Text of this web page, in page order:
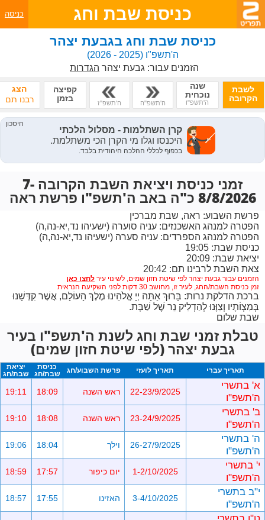
כניסת שבת וחג כניסה
כניסת שבת וחג בגבעת יצהר
ה'תשפ"ו(2025 - 2026)
הזמנים עבור: גבעת יצהר הגדרות
לשבת
הקרובה
שנה
נוכחית
ה'תשפ"ו ה'תשפ"ה ה'תשפ"ז
קפיצה
בזמן
הצג
רבנו תם
זמני כניסת ויציאת השבת הקרובה 7-
8/8/2026 כ"ה באב ה'תשפ"ו פרשת ראה
פרשת השבוע: ראה, שבת מברכין
הפטרה למנהג האשכנזים: עניה סוערה (ישעיהו נד,יא-נה,ה)
הפטרה למנהג הספרדים: עניה סערה (ישעיהו נד,יא-נה,ה)
כניסת שבת: 19:05
יציאת שבת: 20:09
צאת השבת לרבינו תם: 20:42
הזמנים עבור גבעת יצהר לפי שיטת חזון שמים, לשינוי עיר
זמן כניסת השבת/החג, לעיר זו, מחושב 30 דקות לפני השקיעה הנראית
ברכת הדלקת נרות: בָּרוּךְ אַתָּה יְיָ אֱלֹהֵינוּ מֶלֶךְ הָעוֹלָם, אֲשֶׁר קִדְּשָׁנוּ
בְּמִצְוֹתָיו וְצִוָּנוּ לְהַדְלִיק נֵר שֶׁל שַׁבָּת.
שבת שלום
טבלת זמני שבת וחג לשנת ה'תשפ"ו בעיר
גבעת יצהר (לפי שיטת חזון שמים)
תאריך עברי תאריך לועזי פרשת השבוע/חג
כניסת
שבת/חג
יציאת
שבת/חג
א' בתשרי
ה'תשפ"ו
22-23/9/2025 ראש השנה 18:09
19:11
ב' בתשרי
ה'תשפ"ו
23-24/9/2025 ראש השנה 18:08
19:10
ה' בתשרי
ה'תשפ"ו
26-27/9/2025 וילך 18:04
19:06
י' בתשרי
ה'תשפ"ו
1-2/10/2025 יום כיפור 17:57
18:59
י"ב בתשרי
ה'תשפ"ו
3-4/10/2025 האזינו 17:55
18:57